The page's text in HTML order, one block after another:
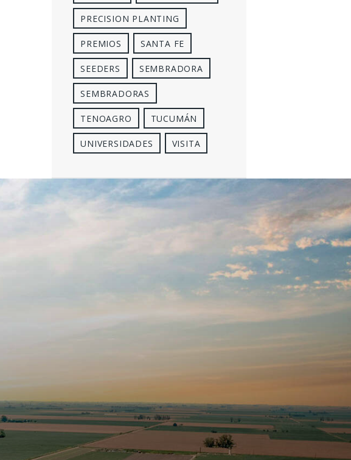
PRECISION PLANTING
PREMIOS SANTA FE
SEEDERS SEMBRADORA
SEMBRADORAS
TENOAGRO TUCUMÁN
UNIVERSIDADES VISITA